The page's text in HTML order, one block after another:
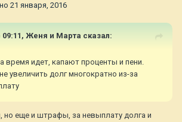
21 января, 2016
09:11, Женя и Марта сказал:
время идет, капают проценты и пени.
увеличить долг многократно из-за
но еще и штрафы, за невыплату долга и